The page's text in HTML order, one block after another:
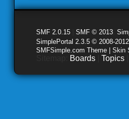
SMF 2.0.15 SMF © 2013
SimplePortal 2.3.5 © 2008-
SMFSimple.com Theme | Skin
Boards Topics